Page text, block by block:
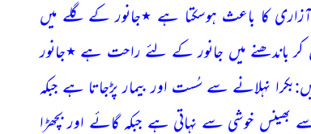
کا باعث ہوسکتا ہے ٭جانور کے گلے میں
باندھنے میں جانور کے لئے راحت ہے ٭جانور
نہلانے سے سُست اور بیمار پڑجاتا ہے جبکہ
خوشی سے نہاتی ہے جبکہ گائے اور بچھڑا